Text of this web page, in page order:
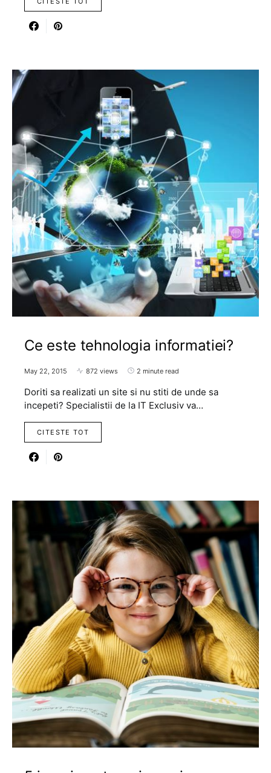
Ce este tehnologia informatiei?
May 22, 2015 872 views 2 minute read
Doriti sa realizati un site si nu stiti de unde sa
incepeti? Specialistii de la IT Exclusiv va…
CITESTE TOT